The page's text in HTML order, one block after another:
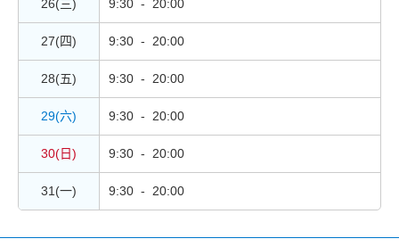
26(三) 9:30 - 20:00
27(四) 9:30 - 20:00
28(五) 9:30 - 20:00
29(六) 9:30 - 20:00
30(日) 9:30 - 20:00
31(一) 9:30 - 20:00